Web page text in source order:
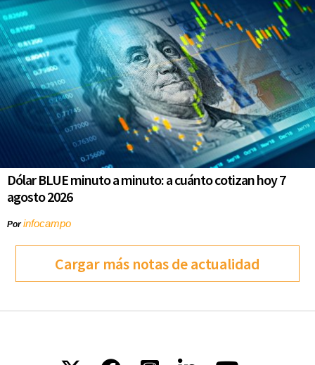
Dólar BLUE minuto a minuto: a cuánto cotizan hoy 7
agosto 2026
Porinfocampo
Cargar más notas de actualidad